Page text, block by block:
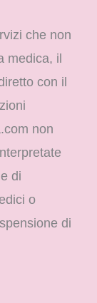
che non
medica, il
con il
non
di
o
di